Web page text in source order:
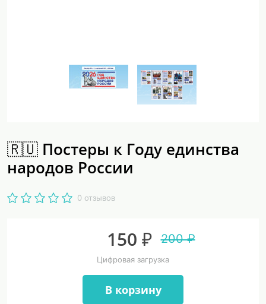
🇷🇺 Постеры к Году единства
народов России
0 отзывов
150 ₽ 200 ₽
Цифровая загрузка
В корзину